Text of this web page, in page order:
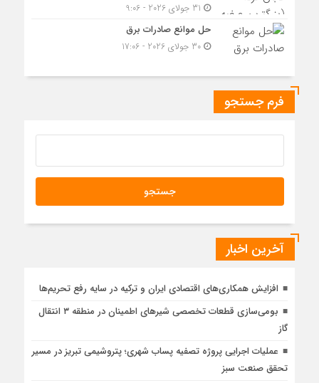
حل موانع صادرات برق
30 جولای 2026 - 17:06
فرم جستجو
آخرین اخبار
افزایش همکاری‌های اقتصادی ایران و ترکیه در سایه رفع تحریم‌ها
بومی‌سازی قطعات تخصصی شیرهای اطمینان در منطقه ۳ انتقال
گاز
عملیات اجرایی پروژه تصفیه پساب شهری؛ پتروشیمی تبریز در مسیر
تحقق صنعت سبز